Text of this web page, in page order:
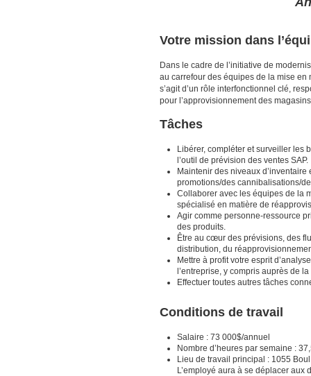
Votre mission dans
Dans le cadre de l’initiative de
au carrefour des équipes de la mise
s’agit d’un rôle interfonctionnel clé,
pour l’approvisionnement des
Tâches
Libérer, compléter et surveiller les
l’outil de prévision des ventes SAP.
Maintenir des niveaux
promotions/des cannibalisations/
Collaborer avec les équipes de la
spécialisé en matière de
Agir comme personne-ressource
des produits.
Être au cœur des prévisions, des
distribution, du
Mettre à profit votre esprit
l’entreprise, y compris auprès de
Effectuer toutes autres tâches
Conditions de travail
Salaire : 73 000$/annuel
Nombre d’heures par semaine :
Lieu de travail principal : 1055
L’employé aura à se déplacer aux